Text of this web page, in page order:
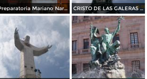
Preparatoria Mariano Narvaez CRISTO DE LAS GALERAS 01